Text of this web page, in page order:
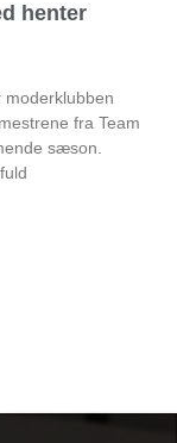
henter
moderklubben
fra Team
sæson.